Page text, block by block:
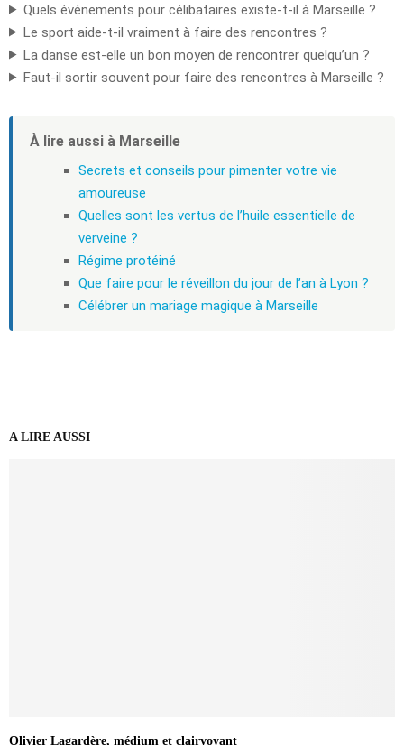
Quels événements pour célibataires existe-t-il à Marseille ?
Le sport aide-t-il vraiment à faire des rencontres ?
La danse est-elle un bon moyen de rencontrer quelqu’un ?
Faut-il sortir souvent pour faire des rencontres à Marseille ?
À lire aussi à Marseille
Secrets et conseils pour pimenter votre vie
amoureuse
Quelles sont les vertus de l’huile essentielle de
verveine ?
Régime protéiné
Que faire pour le réveillon du jour de l’an à Lyon ?
Célébrer un mariage magique à Marseille
A LIRE AUSSI
Olivier Lagardère, médium et clairvoyant